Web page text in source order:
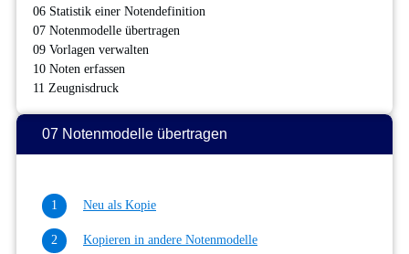
06 Statistik einer Notendefinition
07 Notenmodelle übertragen
09 Vorlagen verwalten
10 Noten erfassen
11 Zeugnisdruck
07 Notenmodelle übertragen
Neu als Kopie
Kopieren in andere Notenmodelle